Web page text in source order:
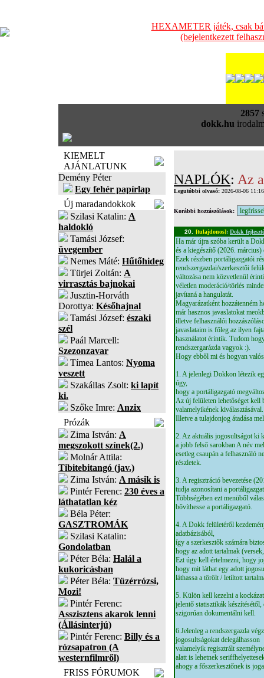
HEXAMETER játék, csak
(bejelentkezett
2857
dokk.hu
KIEMELT
AJÁNLATUNK
Demény Péter
Egy fehér papírlap
Új maradandokkok
Szilasi Katalin: A
haldokló
Tamási József:
üvegember
Nemes Máté: Hűtőhideg
Türjei Zoltán: A
virrasztás bajnokai
Jusztin-Horváth
Dorottya: Későhajnal
Tamási József: északi
szél
Paál Marcell:
Szezonzavar
Tímea Lantos: Nyoma
veszett
Szakállas Zsolt: ki lapít
ki.
Szőke Imre: Anzix
Prózák
Zima István: A
megszokott színek(2.)
Molnár Attila:
Tibitebitangó (jav.)
Zima István: A másik is
Pintér Ferenc: 230 éves a
láthatatlan kéz
Béla Péter:
GASZTROMÁK
Szilasi Katalin:
Gondolatban
Péter Béla: Halál a
kukoricásban
Péter Béla: Tüzérrózsi,
Mozi!
Pintér Ferenc:
Asszisztens akarok lenni
(Állásinterjú)
Pintér Ferenc: Billy és a
rózsapatron (A
westernfilmről)
FRISS FÓRUMOK
NAPLÓK: Az
Legutóbbi olvasó: 2026-08-06
Korábbi hozzászólások:
20. [tulajdonos]: Dokk
Ha már újra szóba került a
és a kiegészítő (2026. március)
Ezek részben portáligazgatói
rendszergazdai/szerkesztői
változása nem közvetlenül
véletlen moderáció/törlés
javítaná a hangulatát.
Magyarázatként hozzátenném
már hasznos javaslatokat
illetve felhasználói
javaslataim is főleg az ilyen
használatot érintik. Tudom
rendszergarázda vagyok :).
Hogy ebből mi és hogyan
1. A jelenlegi Dokkon létezik
úgy,
hogy a portáligazgató
Az új felületen lehetőséget kell
valamelyikének kiválasztásával.
Illetve a tulajdonjog átadása
2. Az aktuális jogosultságot ki
a jobb felső sarokban A név
esetleg csaupán a felhasználó
részletek.
3. A regisztráció bevezetése
tudja azonosítani a
Többségében ezt menüből
bővíthesse a portáligazgató.
4. A Dokk felületéről
adatbázisából,
így a szerkesztők számára
hogy az adott tartalmak
Ezt úgy kell értelmezni, hogy
hogy mit láthat egy adott
láthassa a törölt / letiltott
5. Külön kell kezelni a
jelentő statisztikák
szigorúan dokumentálni kell.
6.Jelenleg a rendszergazda
jogosultságokat delegálhasson
valamelyik regisztrált
alatt is lehetnek
ahogy a főszerkesztőnek is